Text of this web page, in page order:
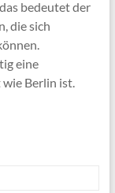
bedeutet der
die sich
eine
Berlin ist.